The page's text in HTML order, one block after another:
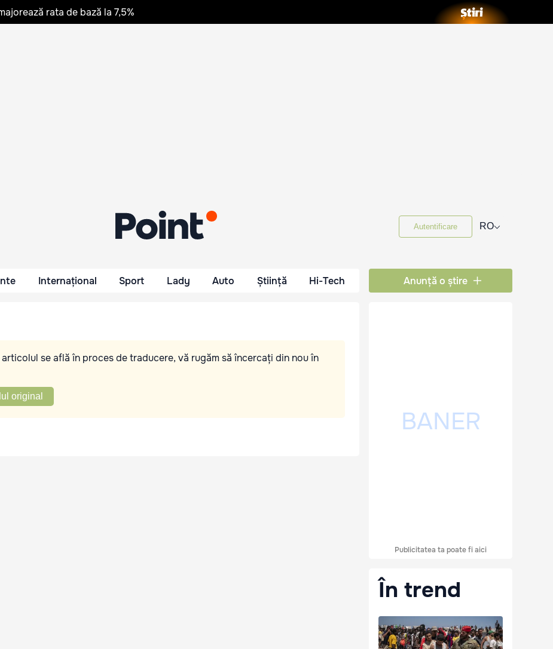
rata de bază la 7,5%
Autentificare RO⌵
Internațional Sport Lady Auto Știință Hi-Tech Anunță o știre
se află în proces de traducere, vă rugăm să încercați din nou în
original
Publicitatea ta poate fi aici
În trend